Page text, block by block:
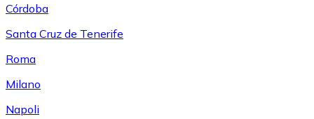
Córdoba
Santa Cruz de Tenerife
Roma
Milano
Napoli